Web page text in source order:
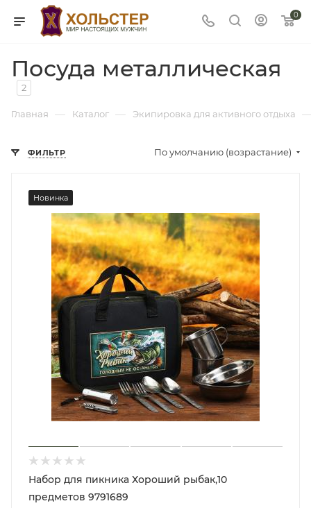
0
Посуда металлическая
2
Главная — Каталог — Экипировка для активного отдыха
ФИЛЬТР По умолчанию (возрастание)
Новинка
Набор для пикника Хороший рыбак,10
предметов 9791689